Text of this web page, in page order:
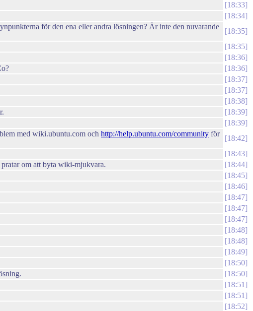
18:33
18:34
för den ena eller andra lösningen? Är inte den nuvarande
18:35
18:35
18:36
18:36
18:37
18:37
18:38
18:39
18:39
med wiki.ubuntu.com och http://help.ubuntu.com/community för
18:42
18:43
pratar om att byta wiki-mjukvara.
18:44
18:45
18:46
18:47
18:47
18:47
18:48
18:48
18:49
18:50
18:50
18:51
18:51
18:52